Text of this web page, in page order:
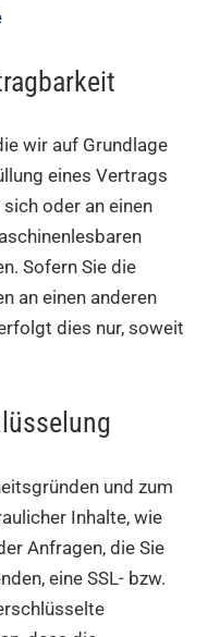
wir auf Grundlage
eines Vertrags
oder an einen
Sofern Sie die
an einen anderen
dies nur, soweit
und zum
Inhalte, wie
Anfragen, die Sie
eine SSL- bzw.